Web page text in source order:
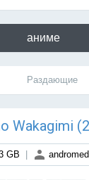
аниме
Раздающие
Wakagimi
GB